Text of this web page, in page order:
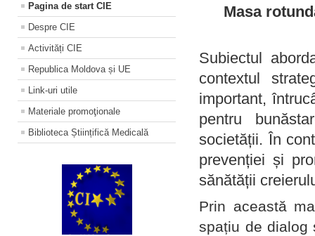
Pagina de start CIE
Despre CIE
Activități CIE
Republica Moldova și UE
Link-uri utile
Materiale promoţionale
Biblioteca Științifică Medicală
Masa
Subiectul
contextul
important,
pentru
societății. În
prevenției și
sănătății
Prin această
spațiu de dialog